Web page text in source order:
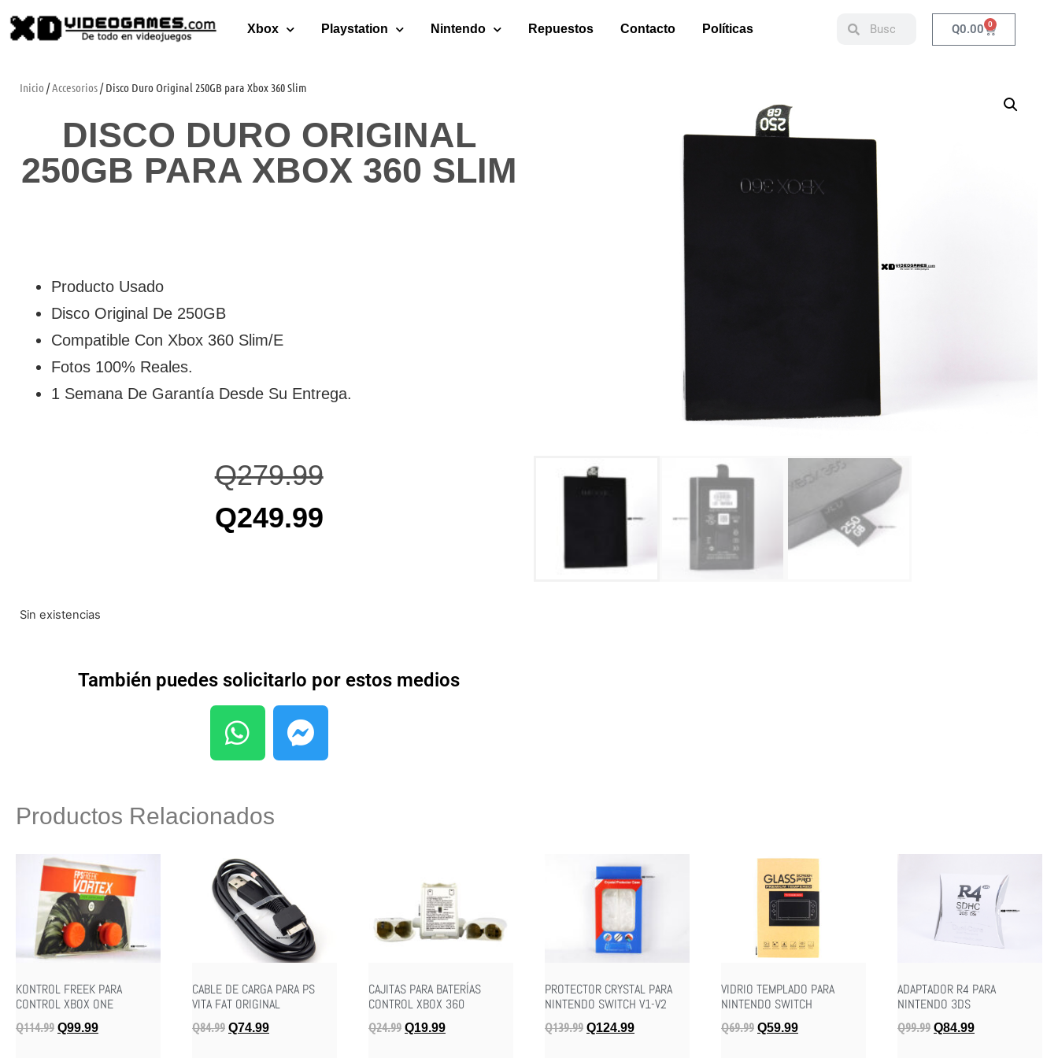
Xbox Playstation Nintendo Repuestos Contacto Políticas Q0.00 0
Inicio /Accesorios/ Disco Duro Original 250GB para Xbox 360 Slim
DISCO DURO ORIGINAL
250GB PARA XBOX 360 SLIM
Producto Usado
Disco Original De 250GB
Compatible Con Xbox 360 Slim/E
Fotos 100% Reales.
1 Semana De Garantía Desde Su Entrega.
Q279.99
Q249.99
Sin existencias
También puedes solicitarlo por estos medios
Productos Relacionados
KONTROL FREEK PARA
CONTROL XBOX ONE
Q114.99 Q99.99
CABLE DE CARGA PARA PS
VITA FAT ORIGINAL
Q84.99 Q74.99
CAJITAS PARA BATERÍAS
CONTROL XBOX 360
Q24.99 Q19.99
PROTECTOR CRYSTAL PARA
NINTENDO SWITCH V1-V2
Q139.99 Q124.99
VIDRIO TEMPLADO PARA
NINTENDO SWITCH
Q69.99 Q59.99
ADAPTADOR R4 PARA
NINTENDO 3DS
Q99.99 Q84.99